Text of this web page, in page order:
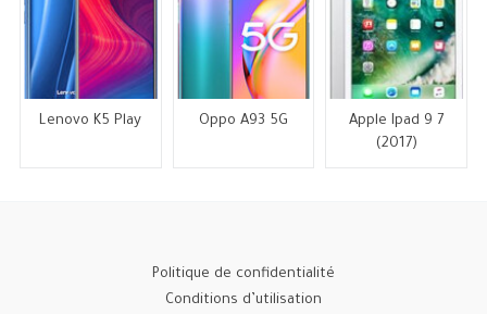
Lenovo K5 Play Oppo A93 5G
Apple Ipad 9 7
(2017)
Politique de confidentialité
Conditions d’utilisation